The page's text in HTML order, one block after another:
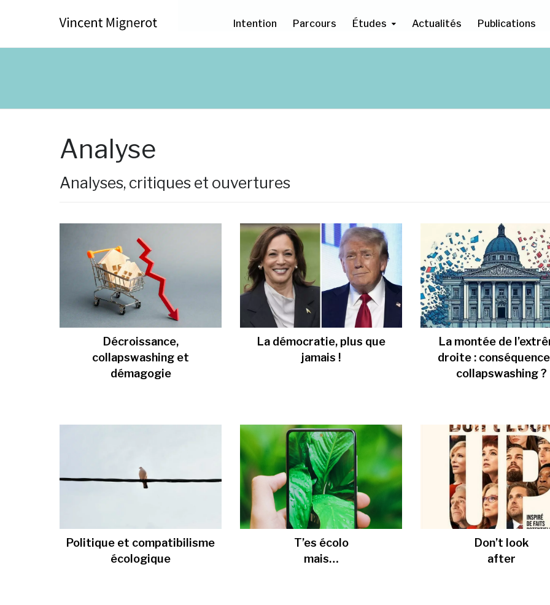
Intention Parcours Études Actualités Publications
Analyse
Analyses, critiques et ouvertures
Décroissance,
collapswashing et
démagogie
La démocratie, plus que
jamais !
La montée de
droite :
collapswashing ?
Politique et compatibilisme
écologique
T’es écolo
mais…
Don’t look
after